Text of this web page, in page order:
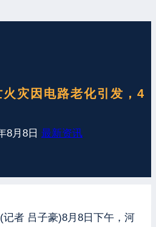
灾因电路老化引发，4
8月8日 最新资讯
者 吕子豪)8月8日下午，河